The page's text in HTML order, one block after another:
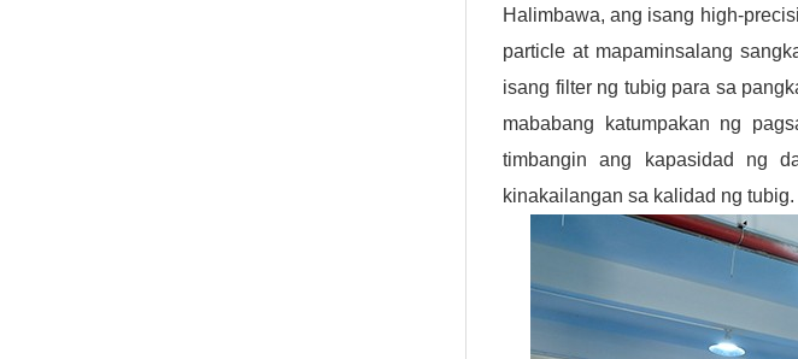
Halimbawa, ang isang high-
particle at mapaminsalang
isang filter ng tubig para sa
mababang katumpakan ng
timbangin ang kapasidad ng
kinakailangan sa kalidad ng tubig.